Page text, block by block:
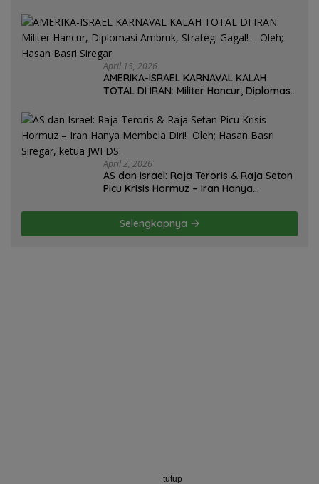
Basri Siregar, Redaktur Utomo News,
Rubrik: Opini & Kajian Sosial.
April 15, 2026
AMERIKA-ISRAEL KARNAVAL KALAH
TOTAL DI IRAN: Militer Hancur, Diplomasi
Basri Siregar.
April 2, 2026
AS dan Israel: Raja Teroris & Raja Setan
Picu Krisis Hormuz – Iran Hanya
ketua JWI DS.
Selengkapnya
tutup